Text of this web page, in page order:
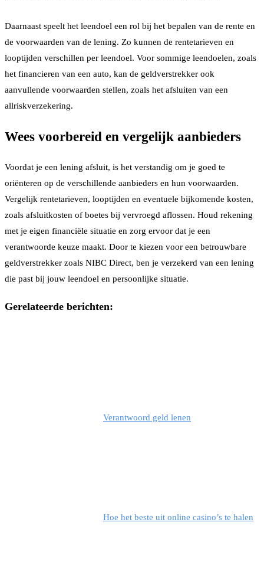
Daarnaast speelt het leendoel een rol bij het bepalen van de rente en
de voorwaarden van de lening. Zo kunnen de rentetarieven en
looptijden verschillen per leendoel. Voor sommige leendoelen, zoals
het financieren van een auto, kan de geldverstrekker ook
aanvullende voorwaarden stellen, zoals het afsluiten van een
allriskverzekering.
Wees voorbereid en vergelijk aanbieders
Voordat je een lening afsluit, is het verstandig om je goed te
oriënteren op de verschillende aanbieders en hun voorwaarden.
Vergelijk rentetarieven, looptijden en eventuele bijkomende kosten,
zoals afsluitkosten of boetes bij vervroegd aflossen. Houd rekening
met je eigen financiële situatie en zorg ervoor dat je een
verantwoorde keuze maakt. Door te kiezen voor een betrouwbare
geldverstrekker zoals NIBC Direct, ben je verzekerd van een lening
die past bij jouw leendoel en persoonlijke situatie.
Gerelateerde berichten:
Verantwoord geld lenen
Hoe het beste uit online casino’s te halen